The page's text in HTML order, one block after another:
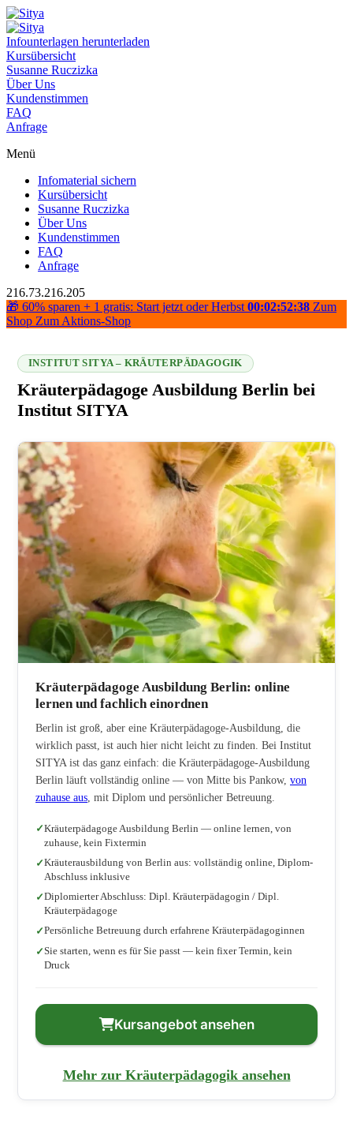
Infounterlagen herunterladen
Kursübersicht
Susanne Ruczizka
Über Uns
Kundenstimmen
FAQ
Anfrage
Menü
Infomaterial sichern
Kursübersicht
Susanne Ruczizka
Über Uns
Kundenstimmen
FAQ
Anfrage
216.73.216.205
🎁 60% sparen + 1 gratis: Start jetzt oder Herbst 00:02:52:38 Zum
Shop Zum Aktions-Shop
INSTITUT SITYA – KRÄUTERPÄDAGOGIK
Kräuterpädagoge Ausbildung Berlin bei
Institut SITYA
216.73.216.205 2026-08-07 21:06:11
Kräuterpädagoge Ausbildung Berlin: online
lernen und fachlich einordnen
Berlin ist groß, aber eine Kräuterpädagoge-Ausbildung, die
wirklich passt, ist auch hier nicht leicht zu finden. Bei Institut
SITYA ist das ganz einfach: die Kräuterpädagoge-Ausbildung
Berlin läuft vollständig online — von Mitte bis Pankow, von
zuhause aus , mit Diplom und persönlicher Betreuung.
Kräuterpädagoge Ausbildung Berlin — online lernen, von
zuhause, kein Fixtermin
Kräuterausbildung von Berlin aus: vollständig online, Diplom-
Abschluss inklusive
Diplomierter Abschluss: Dipl. Kräuterpädagogin / Dipl.
Kräuterpädagoge
Persönliche Betreuung durch erfahrene Kräuterpädagoginnen
Sie starten, wenn es für Sie passt — kein fixer Termin, kein
Druck
Kursangebot ansehen
Mehr zur Kräuterpädagogik ansehen